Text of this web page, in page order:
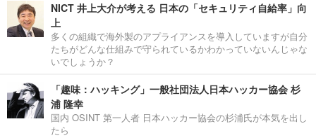
NICT 井上大介が考える 日本の「セキュリティ自給率」向
上
多くの組織で海外製のアプライアンスを導入していますが自分
たちがどんな仕組みで守られているかわかっていないんじゃな
いでしょうか？
「趣味：ハッキング」一般社団法人日本ハッカー協会 杉
浦 隆幸
国内 OSINT 第一人者 日本ハッカー協会の杉浦氏が本気を出し
たら